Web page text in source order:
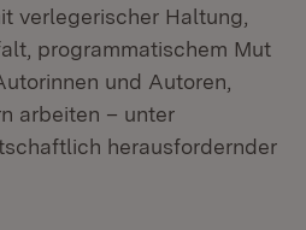
verlegerischer Haltung,
programmatischem Mut
und Autoren,
arbeiten – unter
herausfordernder